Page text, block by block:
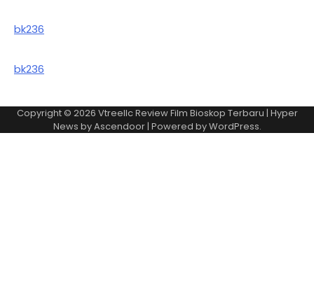
bk236
bk236
Copyright © 2026 Vtreellc Review Film Bioskop Terbaru | Hyper
News byAscendoor| Powered byWordPress.